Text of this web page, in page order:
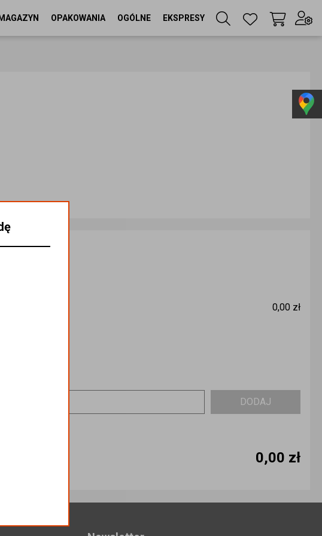
OPAKOWANIA OGÓLNE EKSPRESY
0,00 zł
DODAJ
0,00 zł